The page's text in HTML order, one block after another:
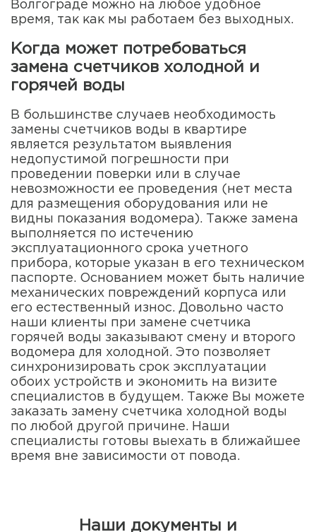
Волгограде можно на любое удобное
время, так как мы работаем без выходных.
Когда может потребоваться
замена счетчиков холодной и
горячей воды
В большинстве случаев необходимость
замены счетчиков воды в квартире
является результатом выявления
недопустимой погрешности при
проведении поверки или в случае
невозможности ее проведения (нет места
для размещения оборудования или не
видны показания водомера). Также замена
выполняется по истечению
эксплуатационного срока учетного
прибора, которые указан в его техническом
паспорте. Основанием может быть наличие
механических повреждений корпуса или
его естественный износ. Довольно часто
наши клиенты при замене счетчика
горячей воды заказывают смену и второго
водомера для холодной. Это позволяет
синхронизировать срок эксплуатации
обоих устройств и экономить на визите
специалистов в будущем. Также Вы можете
заказать замену счетчика холодной воды
по любой другой причине. Наши
специалисты готовы выехать в ближайшее
время вне зависимости от повода.
Наши документы и